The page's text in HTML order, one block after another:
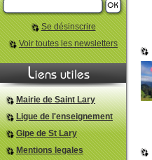
Se désinscrire
Voir toutes les newsletters
Mairie de Saint Lary
Ligue de l'enseignement
Gipe de St Lary
Mentions legales